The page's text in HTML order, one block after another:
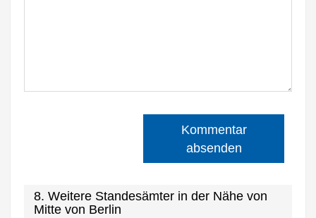
Kommentar
absenden
8. Weitere Standesämter in der Nähe von
Mitte von Berlin